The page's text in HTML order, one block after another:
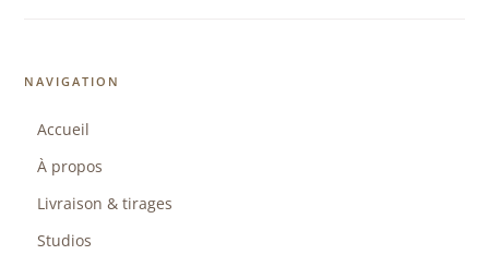
NAVIGATION
Accueil
À propos
Livraison & tirages
Studios